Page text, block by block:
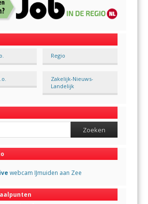
Regio
Zakelijk-Nieuws-
Landelijk
webcam IJmuiden aan Zee